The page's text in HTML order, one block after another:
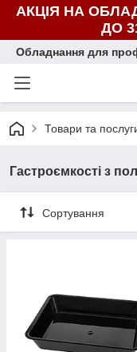
АКЦІЯ НА
ДО
Обладнання для
Товари та
Гастроємкості з
Сортування